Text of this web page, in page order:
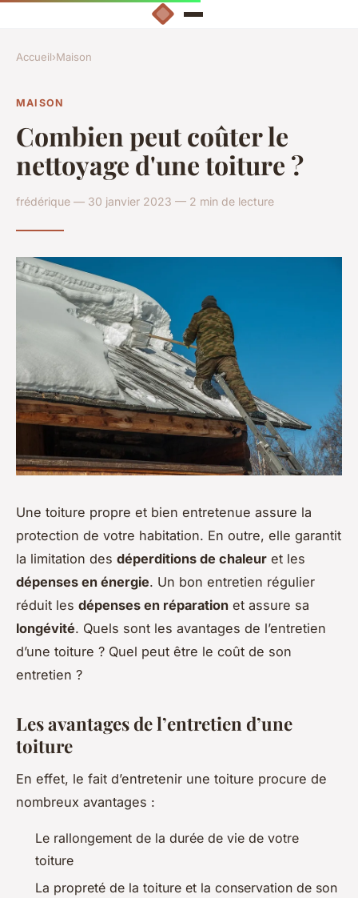
Accueil›Maison
MAISON
Combien peut coûter le
nettoyage d'une toiture ?
frédérique — 30 janvier 2023 — 2 min de lecture
Une toiture propre et bien entretenue assure la
protection de votre habitation. En outre, elle garantit
la limitation des déperditions de chaleur et les
dépenses en énergie. Un bon entretien régulier
réduit les dépenses en réparation et assure sa
longévité. Quels sont les avantages de l’entretien
d’une toiture ? Quel peut être le coût de son
entretien ?
Les avantages de l’entretien d’une
toiture
En effet, le fait d’entretenir une toiture procure de
nombreux avantages :
Le rallongement de la durée de vie de votre
toiture
La propreté de la toiture et la conservation de son